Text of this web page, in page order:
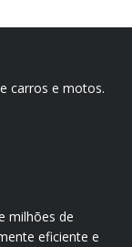
carros e motos.
milhões de
eficiente e